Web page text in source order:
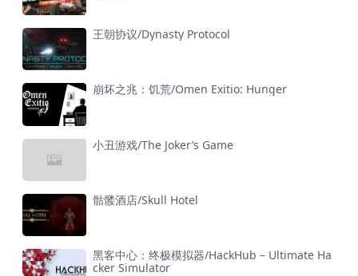
王朝协议/Dynasty Protocol
崩坏之兆：饥荒/Omen Exitio: Hunger
小丑游戏/The Joker’s Game
骷髅酒店/Skull Hotel
黑客中心：终极模拟器/HackHub – Ultimate Ha
cker Simulator